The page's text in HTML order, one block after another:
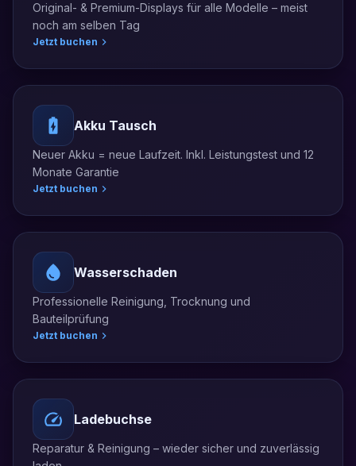
Original- & Premium-Displays für alle Modelle – meist
noch am selben Tag
Jetzt buchen
Akku Tausch
Neuer Akku = neue Laufzeit. Inkl. Leistungstest und 12
Monate Garantie
Jetzt buchen
Wasserschaden
Professionelle Reinigung, Trocknung und
Bauteilprüfung
Jetzt buchen
Ladebuchse
Reparatur & Reinigung – wieder sicher und zuverlässig